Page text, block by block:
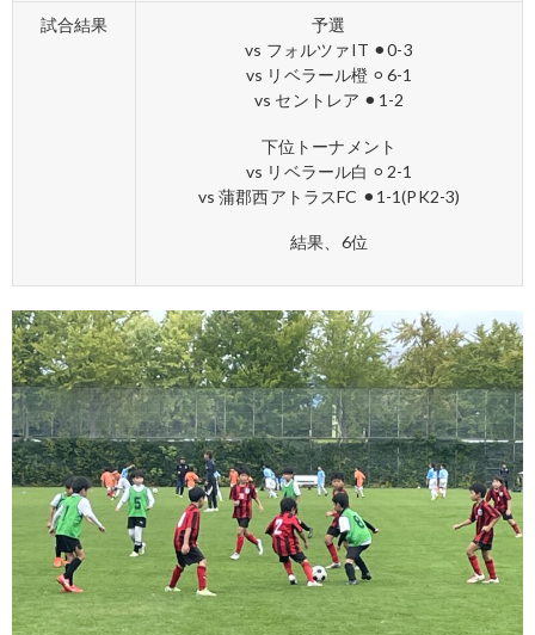
試合結果
予選
vs フォルツァIT ⚫︎0-3
vs リベラール橙 ⚪︎6-1
vs セントレア ⚫︎1-2
下位トーナメント
vs リベラール白 ⚪︎2-1
vs 蒲郡西アトラスFC ⚫︎1-1(PK2-3)
結果、6位